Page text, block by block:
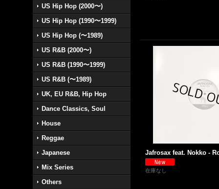
US Hip Hop (2000〜)
US Hip Hop (1990〜1999)
US Hip Hop (〜1989)
US R&B (2000〜)
US R&B (1990〜1999)
US R&B (〜1989)
UK, EU R&B, Hip Hop
Dance Classics, Soul
House
Reggae
Japanese
Mix Series
Others
Jafrosax feat. Nokko -
在庫なし